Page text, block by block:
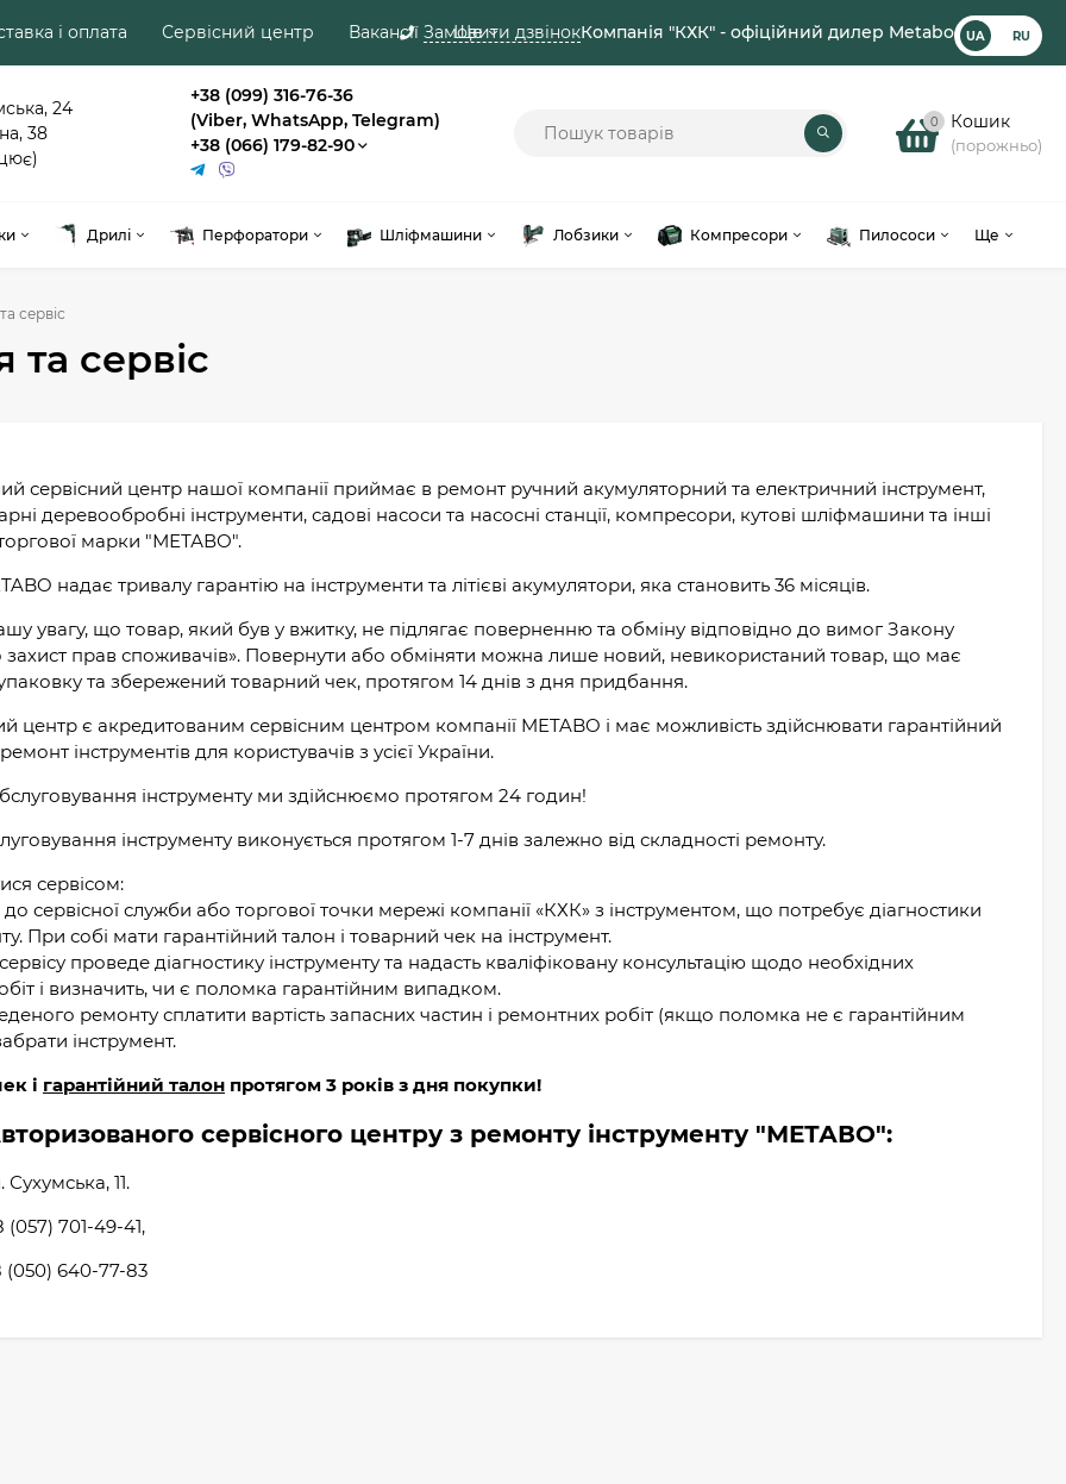
Замовити дзвінокКомпанія "КХК" - офіційний дилер Metabo UA RU
і оплата Сервісний центр Вакансії Ще
24
38
+38 (099) 316-76-36
(Viber, WhatsApp, Telegram)
+38 (066) 179-82-90
0 Кошик
(порожньо)
Дрилі Перфоратори Шліфмашини Лобзики Компресори Пилососи Ще
сервіс
та сервіс
сервісний центр нашої компанії приймає в ремонт ручний акумуляторний та електричний інструмент,
деревообробні інструменти, садові насоси та насосні станції, компресори, кутові шліфмашини та інші
марки "МЕТАВО".
надає тривалу гарантію на інструменти та літієві акумулятори, яка становить 36 місяців.
увагу, що товар, який був у вжитку, не підлягає поверненню та обміну відповідно до вимог Закону
захист прав споживачів». Повернути або обміняти можна лише новий, невикористаний товар, що має
та збережений товарний чек, протягом 14 днів з дня придбання.
центр є акредитованим сервісним центром компанії METABO і має можливість здійснювати гарантійний
інструментів для користувачів з усієї України.
інструменту ми здійснюємо протягом 24 годин!
інструменту виконується протягом 1-7 днів залежно від складності ремонту.
сервісом:
до сервісної служби або торгової точки мережі компанії «КХК» з інструментом, що потребує діагностики
При собі мати гарантійний талон і товарний чек на інструмент.
сервісу проведе діагностику інструменту та надасть кваліфіковану консультацію щодо необхідних
і визначить, чи є поломка гарантійним випадком.
ремонту сплатити вартість запасних частин і ремонтних робіт (якщо поломка не є гарантійним
інструмент.
і гарантійний талон протягом 3 років з дня покупки!
сервісного центру з ремонту інструменту "МЕТАВО":
Сухумська, 11.
(057) 701-49-41,
(050) 640-77-83